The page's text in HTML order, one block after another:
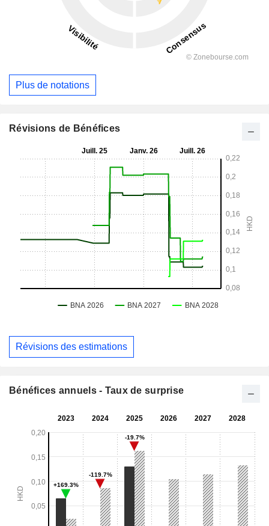
Plus de notations
Révisions de Bénéfices
Révisions des estimations
Bénéfices annuels - Taux de surprise